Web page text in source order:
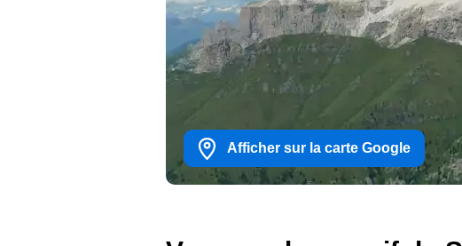
Afficher sur la carte Google